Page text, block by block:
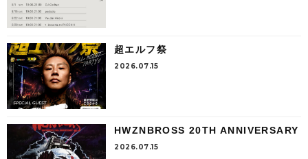
超エルフ祭
2026.07.15
HWZNBROSS 20TH ANNIVERSARY
2026.07.15